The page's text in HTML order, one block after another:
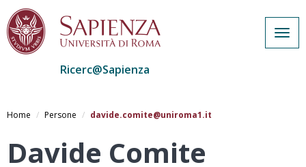
al
Ricerc@Sapienza
Home Persone davide.comite@uniroma1.it
Davide Comite